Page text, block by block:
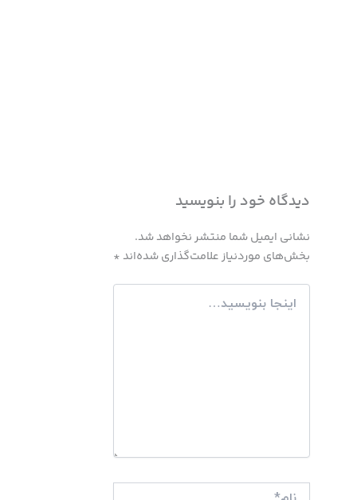
دیدگاه‌ خود را بنویسید
نشانی ایمیل شما منتشر نخواهد شد.
بخش‌های موردنیاز علامت‌گذاری شده‌اند *
اینجا
بنویسید…
نام*